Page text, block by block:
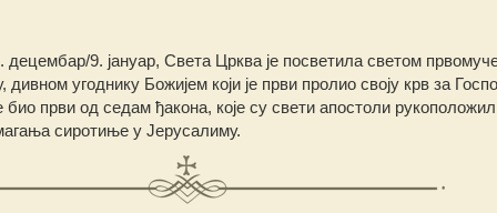
9. јануар, Света Црква је посветила светом
угоднику Божијем који је први пролио своју крв за
први од седам ђакона, које су свети апостоли
сиротиње у Јерусалиму.